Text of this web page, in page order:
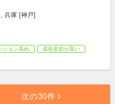
兵庫 [神戸]
ション高め
成長意欲が高い
次の30件